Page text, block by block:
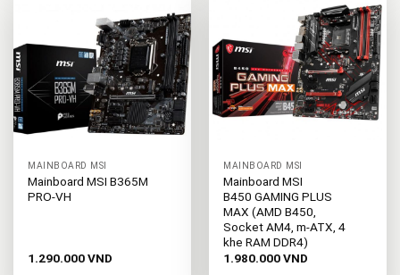
MAINBOARD MSI
Mainboard MSI B365M
PRO-VH
1.290.000VND
MAINBOARD MSI
Mainboard MSI
B450 GAMING PLUS
MAX (AMD B450,
Socket AM4, m-ATX, 4
khe RAM DDR4)
1.980.000VND